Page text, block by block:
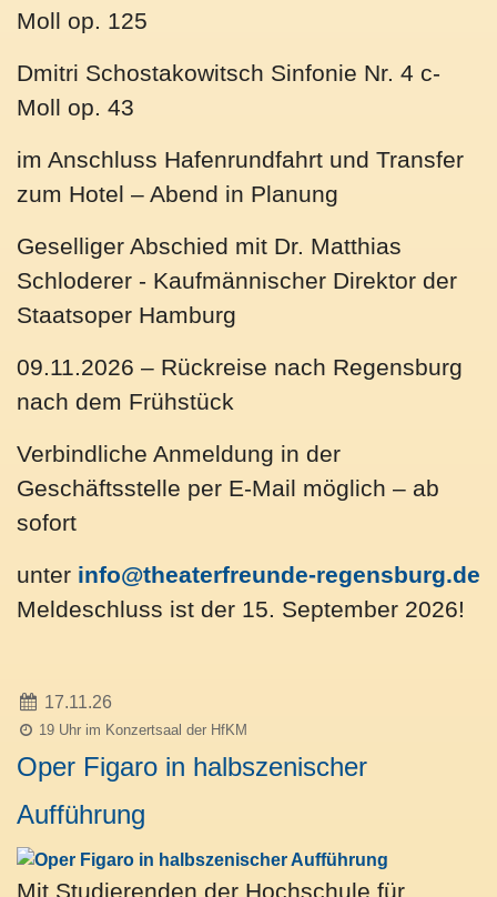
Moll op. 125
Dmitri Schostakowitsch Sinfonie Nr. 4 c-
Moll op. 43
im Anschluss Hafenrundfahrt und Transfer
zum Hotel – Abend in Planung
Geselliger Abschied mit Dr. Matthias
Schloderer - Kaufmännischer Direktor der
Staatsoper Hamburg
09.11.2026 – Rückreise nach Regensburg
nach dem Frühstück
Verbindliche Anmeldung in der
Geschäftsstelle per E-Mail möglich – ab
sofort
unter info@theaterfreunde-regensburg.de
Meldeschluss ist der 15. September 2026!
17.11.26
19 Uhr im Konzertsaal der HfKM
Oper Figaro in halbszenischer
Aufführung
Mit Studierenden der Hochschule für